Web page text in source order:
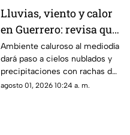
Lluvias, viento y calor
en Guerrero: revisa qué
regiones se afectan
Ambiente caluroso al mediodía
dará paso a cielos nublados y
precipitaciones con rachas de
viento en diversas regiones del
agosto 01, 2026 10:24 a. m.